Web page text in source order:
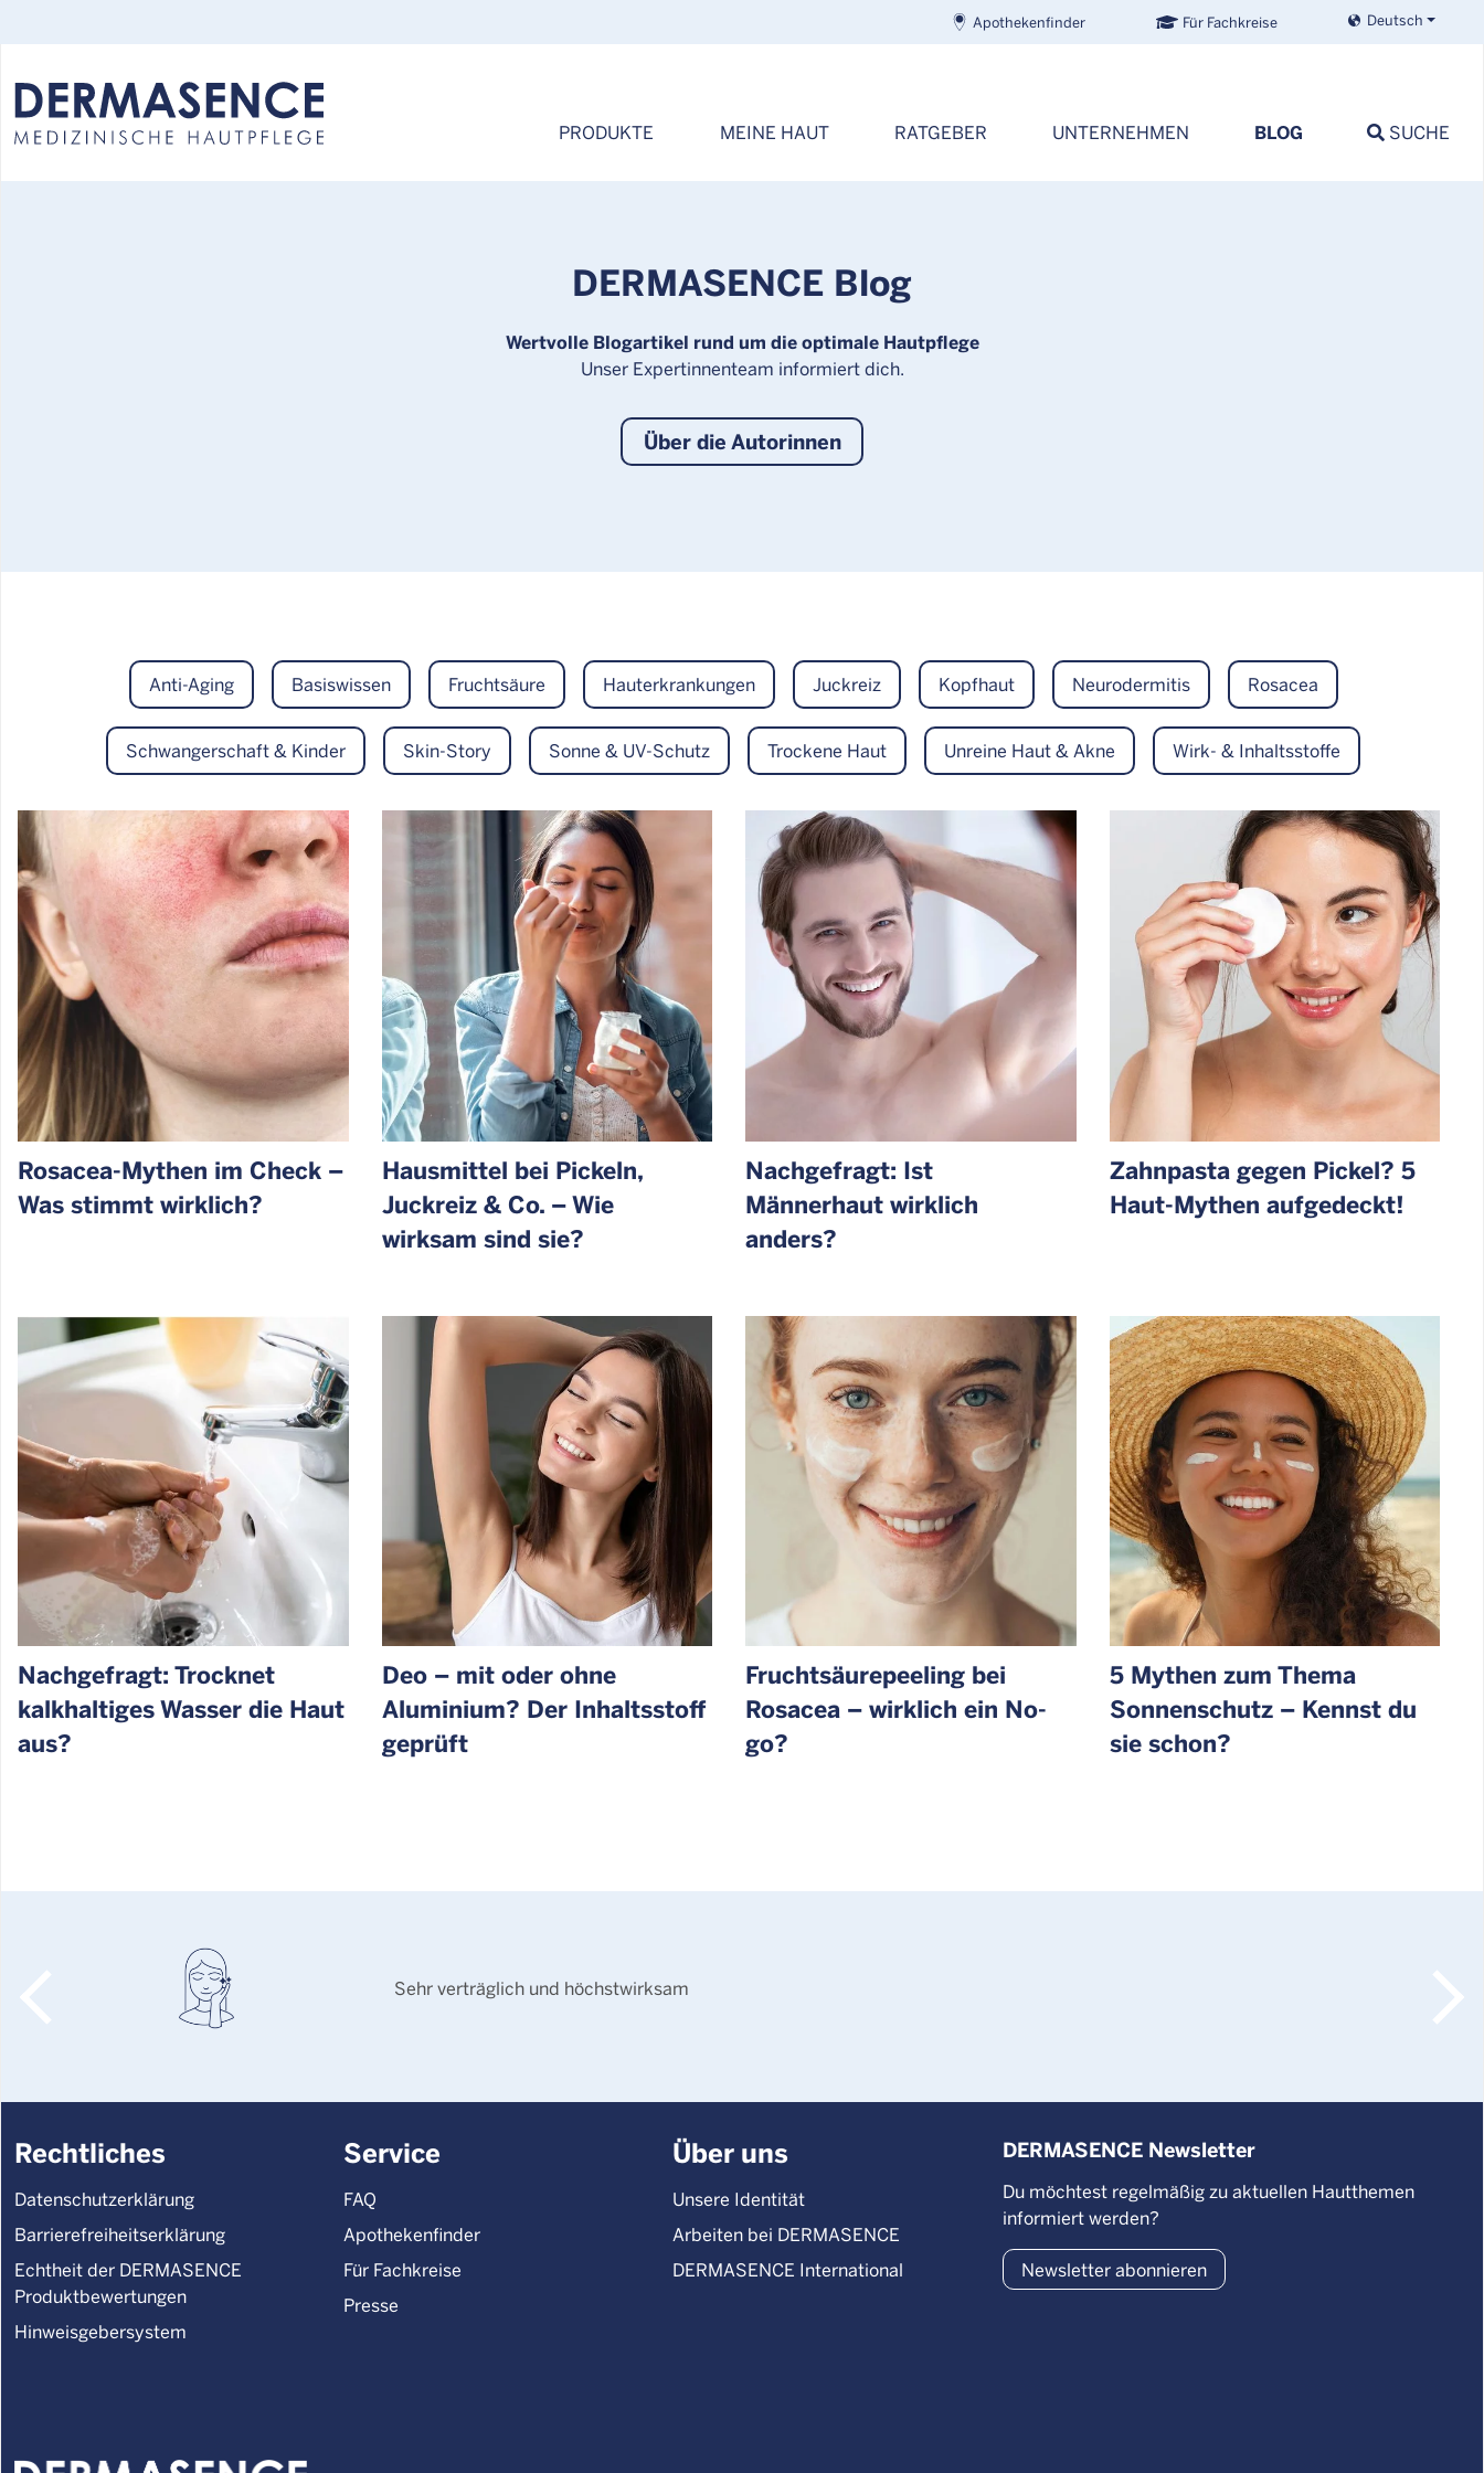
Deutsch
Apothekenfinder Für Fachkreise
PRODUKTE MEINE HAUT RATGEBER UNTERNEHMEN BLOG SUCHE
DERMASENCE Blog
Wertvolle Blogartikel rund um die optimale Hautpflege
Unser Expertinnenteam informiert dich.
Über die Autorinnen
Anti-Aging Basiswissen Fruchtsäure Hauterkrankungen Juckreiz Kopfhaut Neurodermitis Rosacea
Schwangerschaft & Kinder Skin-Story Sonne & UV-Schutz Trockene Haut Unreine Haut & Akne Wirk- & Inhaltsstoffe
Rosacea-Mythen im Check –
Was stimmt wirklich?
Hausmittel bei Pickeln,
Juckreiz & Co. – Wie
wirksam sind sie?
Nachgefragt: Ist
Männerhaut wirklich
anders?
Zahnpasta gegen Pickel? 5
Haut-Mythen aufgedeckt!
Nachgefragt: Trocknet
kalkhaltiges Wasser die Haut
aus?
Deo – mit oder ohne
Aluminium? Der Inhaltsstoff
geprüft
Fruchtsäure­peeling bei
Rosacea – wirklich ein No-
go?
5 Mythen zum Thema
Sonnenschutz – Kennst du
sie schon?
Sehr verträglich und höchstwirksam
Rechtliches
Datenschutzerklärung
Barrierefreiheitserklärung
Echtheit der DERMASENCE
Produktbewertungen
Hinweisgebersystem
Service
FAQ
Apothekenfinder
Für Fachkreise
Presse
Über uns
Unsere Identität
Arbeiten bei DERMASENCE
DERMASENCE International
DERMASENCE Newsletter
Du möchtest regelmäßig zu aktuellen Hautthemen
informiert werden?
Newsletter abonnieren